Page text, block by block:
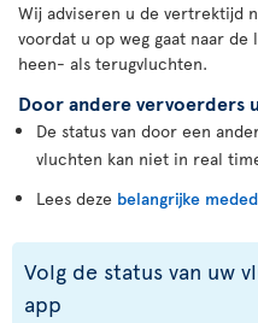
Wij adviseren u de vertrektijd
voordat u op weg gaat naar
heen- als terugvluchten.
Door andere vervoerders
De status van door een
vluchten kan niet in real
Lees deze belangrijke
Volg de status van uw
app